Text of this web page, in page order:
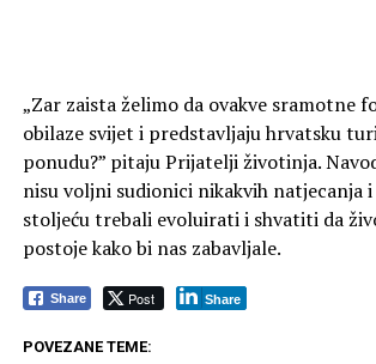
„Zar zaista želimo da ovakve sramotne
obilaze svijet i predstavljaju hrvatsku
ponudu?” pitaju Prijatelji životinja.
nisu voljni sudionici nikakvih natjecanja i
stoljeću trebali evoluirati i shvatiti da
postoje kako bi nas zabavljale.
Share Post Share
POVEZANE TEME: